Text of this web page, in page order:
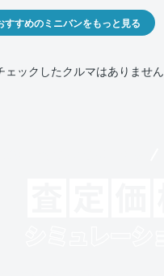
すすめのミニバンをもっと見る
ェックしたクルマはありません